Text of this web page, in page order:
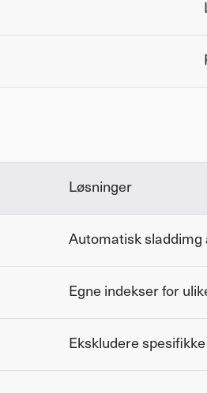
Løsninger
Automatisk sladdimg
Egne indekser for
Ekskludere